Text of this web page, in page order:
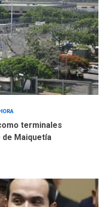
y AN2015 en
de diálogo
ÚLTIMA HORA
81 años de la
atómica. Japón
principios no
terminales
Maiquetía